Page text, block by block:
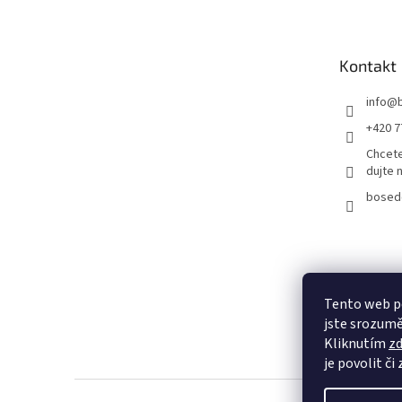
Tento web
jste
Kliknutím
je povolit či
Kontakt
info@
+420
dujte